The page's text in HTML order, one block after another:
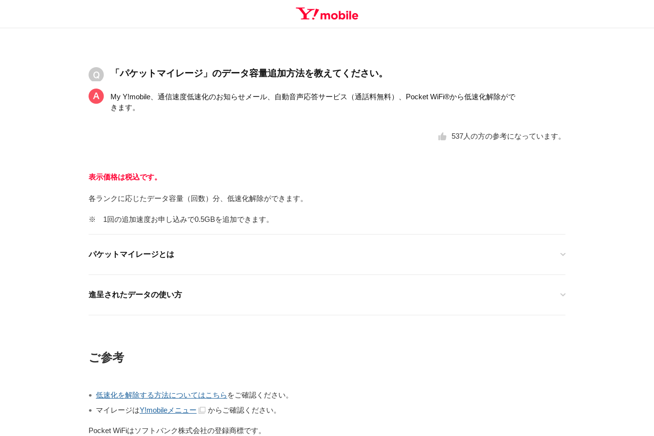
「パケットマイレージ」のデータ容量追加方法を教えてください。
My Y!mobile、通信速度低速化のお知らせメール、自動音声応答サービス（通話料無料）、Pocket WiFi®から低速化解除がで
きます。
537人の方の参考になっています。
表示価格は税込です。
各ランクに応じたデータ容量（回数）分、低速化解除ができます。
※ 1回の追加速度お申し込みで0.5GBを追加できます。
パケットマイレージとは
進呈されたデータの使い方
ご参考
低速化を解除する方法についてはこちら をご確認ください。
マイレージはY!mobileメニュー からご確認ください。
Pocket WiFiはソフトバンク株式会社の登録商標です。